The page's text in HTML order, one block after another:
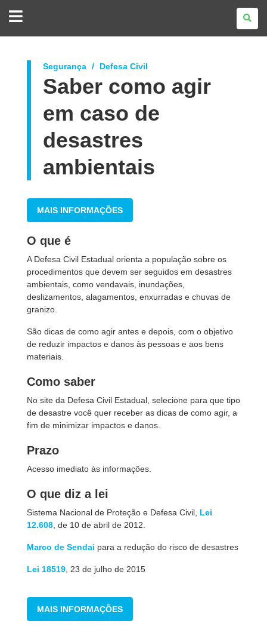
DO
Segurança Defesa Civil
Saber como agir
em caso de
desastres
ambientais
MAIS INFORMAÇÕES
O que é
A Defesa Civil Estadual orienta a população sobre os
procedimentos que devem ser seguidos em desastres
ambientais, como vendavais, inundações,
deslizamentos, alagamentos, enxurradas e chuvas de
granizo.
São dicas de como agir antes e depois, com o objetivo
de reduzir impactos e danos às pessoas e aos bens
materiais.
Como saber
No site da Defesa Civil Estadual, selecione para que tipo
de desastre você quer receber as dicas de como agir, a
fim de minimizar impactos e danos.
Prazo
Acesso imediato às informações.
O que diz a lei
Sistema Nacional de Proteção e Defesa Civil, Lei
12.608 , de 10 de abril de 2012.
Marco de Sendai para a redução do risco de desastres
Lei 18519 , 23 de julho de 2015
MAIS INFORMAÇÕES